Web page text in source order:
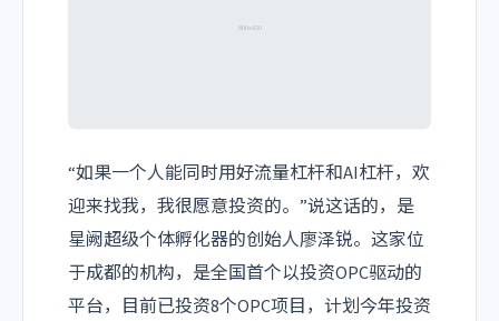
“如果一个人能同时用好流量杠杆和AI杠杆，欢
迎来找我，我很愿意投资的。”说这话的，是
星阙超级个体孵化器的创始人廖泽锐。这家位
于成都的机构，是全国首个以投资OPC驱动的
平台，目前已投资8个OPC项目，计划今年投资